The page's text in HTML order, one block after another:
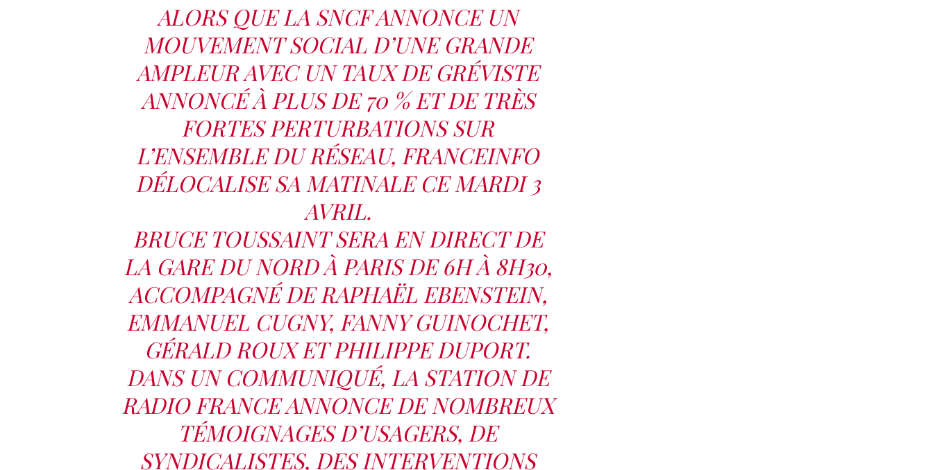
ALORS QUE LA SNCF ANNONCE UN
MOUVEMENT SOCIAL D’UNE GRANDE
AMPLEUR AVEC UN TAUX DE GRÉVISTE
ANNONCÉ À PLUS DE 70 % ET DE TRÈS
FORTES PERTURBATIONS SUR
L’ENSEMBLE DU RÉSEAU, FRANCEINFO
DÉLOCALISE SA MATINALE CE MARDI 3
AVRIL.
BRUCE TOUSSAINT SERA EN DIRECT DE
LA GARE DU NORD À PARIS DE 6H À 8H30,
ACCOMPAGNÉ DE RAPHAËL EBENSTEIN,
EMMANUEL CUGNY, FANNY GUINOCHET,
GÉRALD ROUX ET PHILIPPE DUPORT.
DANS UN COMMUNIQUÉ, LA STATION DE
RADIO FRANCE ANNONCE DE NOMBREUX
TÉMOIGNAGES D’USAGERS, DE
SYNDICALISTES, DES INTERVENTIONS